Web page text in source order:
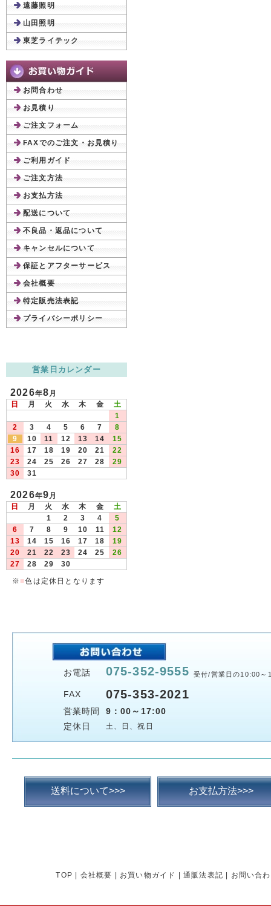
遠藤照明
山田照明
東芝ライテック
お問合わせ
お見積り
ご注文フォーム
FAXでのご注文・お見積り
ご利用ガイド
ご注文方法
お支払方法
配送について
不良品・返品について
キャンセルについて
保証とアフターサービス
会社概要
特定販売法表記
プライバシーポリシー
営業日カレンダー
2026年8月
日
月 火 水 木 金
土
1
2
3 4 5 6 7
8
9
10 11 12 13 14
15
16
17 18 19 20 21
22
23
24 25 26 27 28
29
30
31
2026年9月
日
月 火 水 木 金
土
1
2 3 4
5
6
7 8 9 10 11
12
13
14 15 16 17 18
19
20
21 22 23 24 25
26
27
28 29
30
※ ■色は定休日となります
お電話 075-352-9555 受付/営業日の10:00～
FAX 075-353-2021
営業時間
9：00～17:00
定休日
土、日、祝日
送料について>>> お支払方法>>>
TOP 会社概要 お買い物ガイド 通販法表記 お問い合